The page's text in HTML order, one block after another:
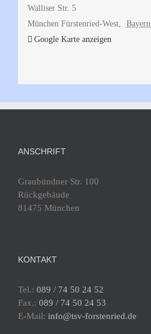
Walliser Str. 5
München Fürstenried-West, Bayern
Google Karte anzeigen
ANSCHRIFT
Graubündner Str. 100
Rückgebäude
81475 München
KONTAKT
Tel.: 089 / 74 50 24 52
Fax.: 089 / 74 50 24 53
E-Mail: info@tsv-forstenried.de